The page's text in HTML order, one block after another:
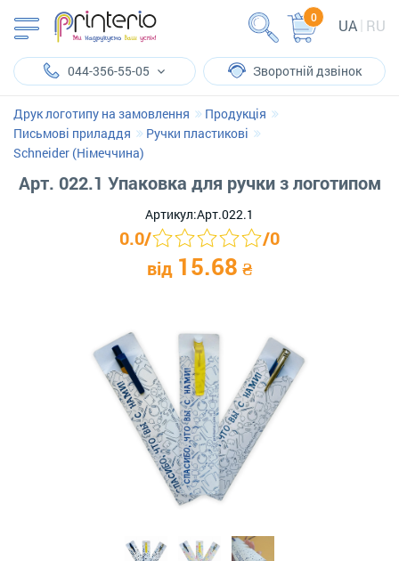
UA RU
0
044-356-55-05 Зворотній дзвінок
Друк логотипу на замовлення
Продукція
Письмові приладдя
Ручки пластикові
Schneider (Німеччина)
Арт. 022.1 Упаковка для ручки з логотипом
Артикул:Арт.022.1
0.0/ /0
від 15.68 ₴